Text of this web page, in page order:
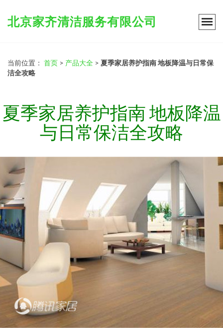
北京家齐清洁服务有限公司
当前位置： 首页 > 产品大全 > 夏季家居养护指南 地板降温与日常保
洁全攻略
夏季家居养护指南 地板降温
与日常保洁全攻略